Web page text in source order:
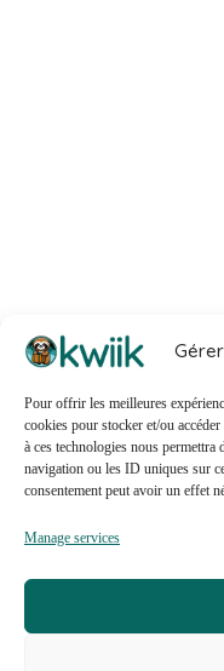
Pour offrir les meilleures
cookies pour stocker et/ou
à ces technologies nous permettra
navigation ou les ID uniques sur
consentement peut avoir un effet
Manage services